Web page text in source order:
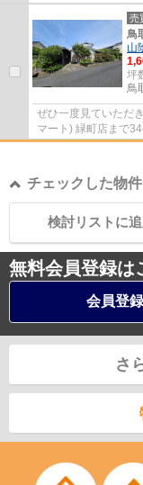
その分心に余裕が生
売
鳥
山
坪
鳥
ぜひ一度見ていただ
マート) 緑町店まで
297.49㎡(公簿)とな
チェックした物
検討リストに
無料会員登録は
会員登録
さ